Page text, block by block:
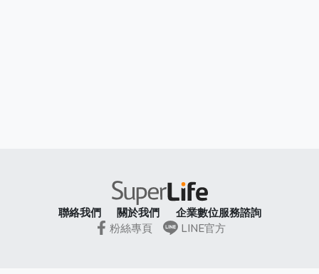
聯絡我們 關於我們
企業數位服務諮詢
粉絲專頁
LINE官方